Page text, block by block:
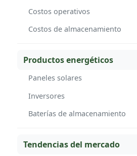
Costos operativos
Costos de almacenamiento
Productos energéticos
Paneles solares
Inversores
Baterías de almacenamiento
Tendencias del mercado